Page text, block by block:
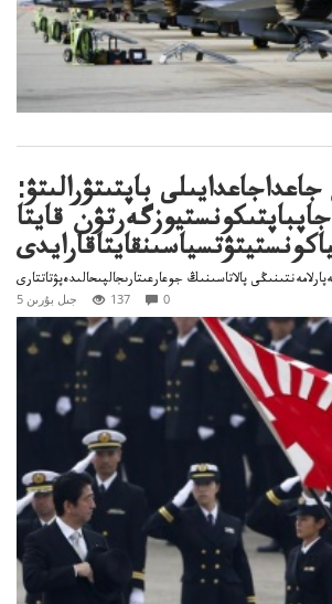
باپتىتۋرالىتۋ:
جاپباپتىكونستيوزگەرتۋن قايتا
5 جىل بۇرىن 137 0